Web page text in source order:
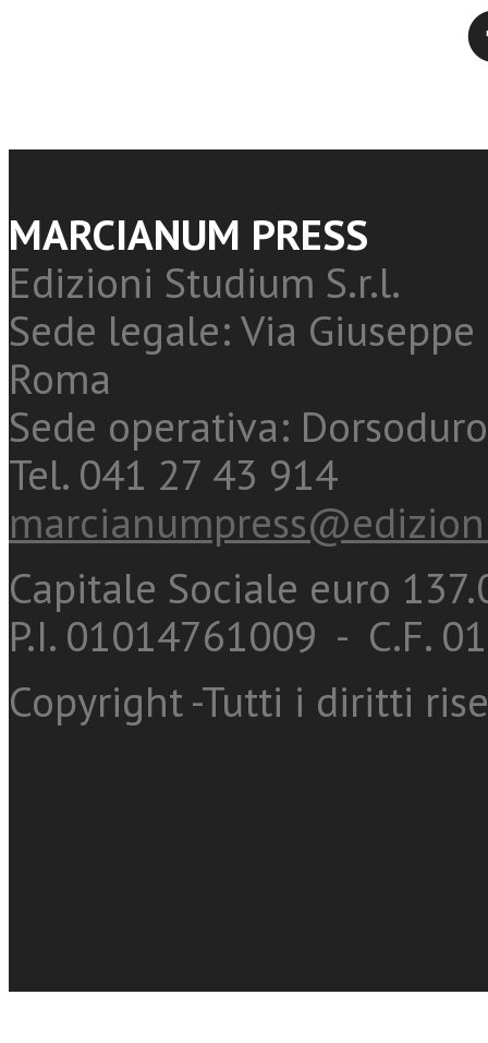
MARCIANUM PRESS
Edizioni Studium S.r.l.
Sede legale: Via
Roma
Sede operativa:
Tel. 041 27 43 914
Capitale Sociale euro
P.I. 01014761009 - C.F.
Copyright -Tutti i diritti